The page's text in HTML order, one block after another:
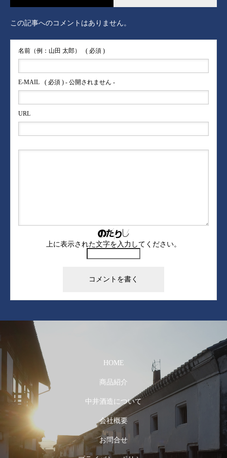
この記事へのコメントはありません。
名前（例：山田 太郎） ( 必須 )
E-MAIL ( 必須 ) - 公開されません -
URL
上に表示された文字を入力してください。
HOME
商品紹介
中井酒造について
会社概要
お問合せ